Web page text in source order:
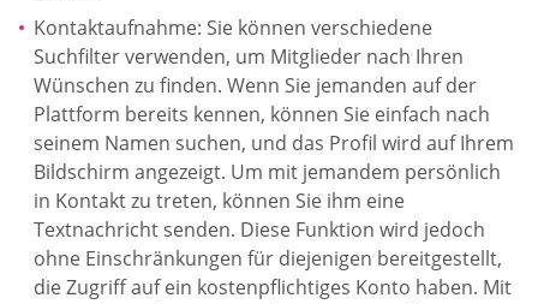
Kontaktaufnahme: Sie können verschiedene
Suchfilter verwenden, um Mitglieder nach Ihren
Wünschen zu finden. Wenn Sie jemanden auf der
Plattform bereits kennen, können Sie einfach nach
seinem Namen suchen, und das Profil wird auf Ihrem
Bildschirm angezeigt. Um mit jemandem persönlich
in Kontakt zu treten, können Sie ihm eine
Textnachricht senden. Diese Funktion wird jedoch
ohne Einschränkungen für diejenigen bereitgestellt,
die Zugriff auf ein kostenpflichtiges Konto haben. Mit